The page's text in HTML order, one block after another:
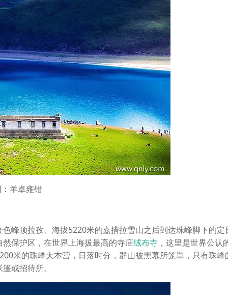
：羊卓雍错
峰顶拉孜、海拔5220米的嘉措拉雪山之后到达珠峰脚下的定
保护区，在世界上海拔最高的寺庙绒布寺 ，这里是世界公认
米的珠峰大本营，日落时分，群山被黑幕所笼罩，只有珠峰
或招待所。